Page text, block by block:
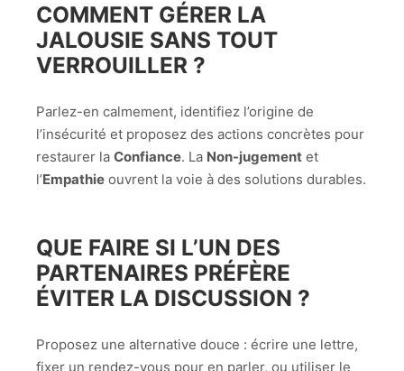
COMMENT GÉRER LA
JALOUSIE SANS TOUT
VERROUILLER ?
Parlez-en calmement, identifiez l’origine de
l’insécurité et proposez des actions concrètes pour
restaurer la Confiance. La Non-jugement et
l’Empathie ouvrent la voie à des solutions durables.
QUE FAIRE SI L’UN DES
PARTENAIRES PRÉFÈRE
ÉVITER LA DISCUSSION ?
Proposez une alternative douce : écrire une lettre,
fixer un rendez-vous pour en parler, ou utiliser le